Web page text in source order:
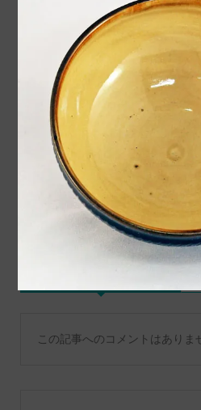
令和６年９月出荷作品のご
紹介 ２
コメント ( 0 )
この記事へのコメントはありま